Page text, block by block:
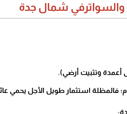
والسواترفي شمال جدة
أعمدة وتثبيت أرضي).
فالمظلة استثمار طويل الأجل يحمي